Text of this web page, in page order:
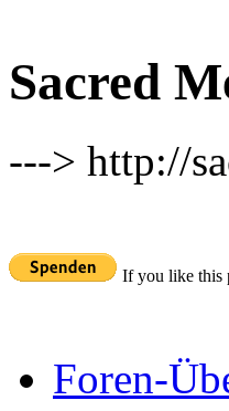
Sacred
---> http://
If you like this
Foren-